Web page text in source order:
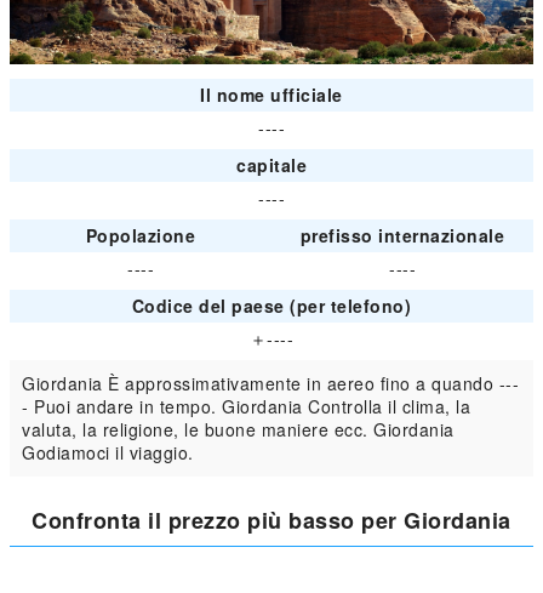
Il nome ufficiale
----
capitale
----
Popolazione
prefisso internazionale
----
----
Codice del paese (per telefono)
＋----
Giordania È approssimativamente in aereo fino a quando ---
- Puoi andare in tempo. Giordania Controlla il clima, la
valuta, la religione, le buone maniere ecc. Giordania
Godiamoci il viaggio.
Confronta il prezzo più basso per Giordania